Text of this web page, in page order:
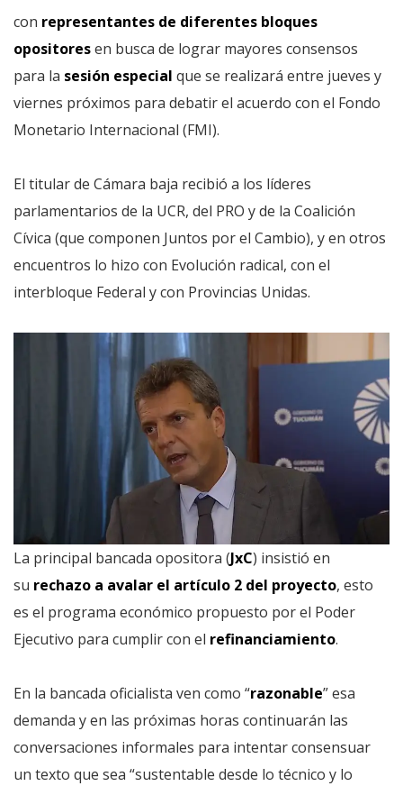
con representantes de diferentes bloques
opositoresen busca de lograr mayores consensos
para la sesión especial que se realizará entre jueves y
viernes próximos para debatir el acuerdo con el Fondo
Monetario Internacional (FMI).
El titular de Cámara baja recibió a los líderes
parlamentarios de la UCR, del PRO y de la Coalición
Cívica (que componen Juntos por el Cambio), y en otros
encuentros lo hizo con Evolución radical, con el
interbloque Federal y con Provincias Unidas.
La principal bancada opositora (JxC) insistió en
su rechazo a avalar el artículo 2 del proyecto, esto
es el programa económico propuesto por el Poder
Ejecutivo para cumplir con el refinanciamiento.
En la bancada oficialista ven como “razonable” esa
demanda y en las próximas horas continuarán las
conversaciones informales para intentar consensuar
un texto que sea “sustentable desde lo técnico y lo